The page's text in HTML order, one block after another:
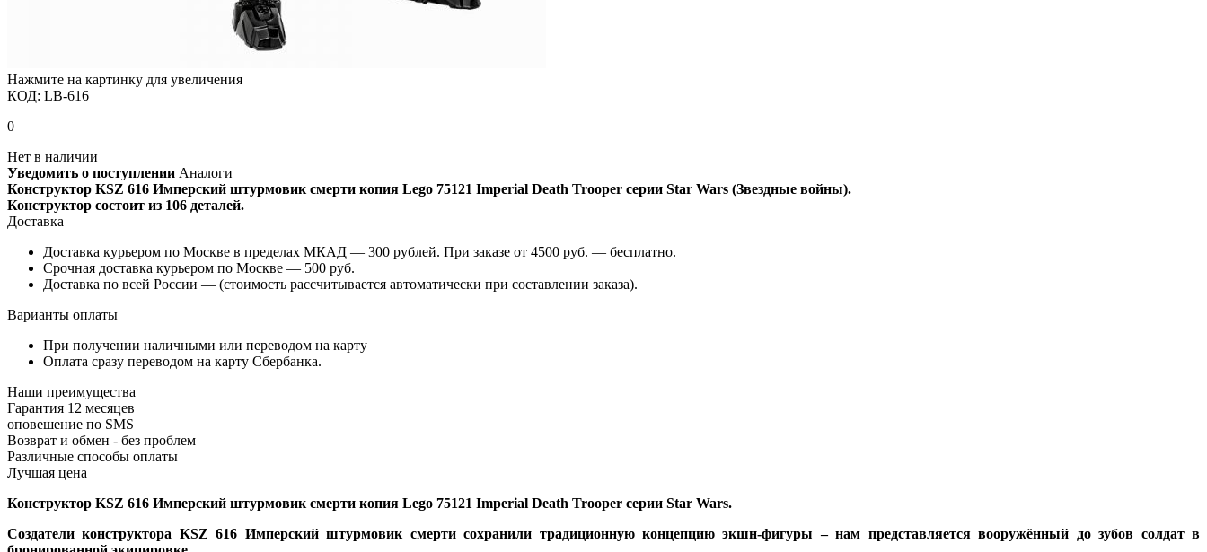
Нажмите на картинку для увеличения
КОД: LB-616
0
Нет в наличии
Уведомить о поступлении Аналоги
Конструктор KSZ 616 Имперский штурмовик смерти копия Lego 75121 Imperial Death Trooper серии Star Wars (Звездные войны).
Конструктор состоит из 106 деталей.
Доставка
Доставка курьером по Москве в пределах МКАД — 300 рублей. При заказе от 4500 руб. — бесплатно.
Срочная доставка курьером по Москве — 500 руб.
Доставка по всей России — (стоимость рассчитывается автоматически при составлении заказа).
Варианты оплаты
При получении наличными или переводом на карту
Оплата сразу переводом на карту Сбербанка.
Наши преимущества
Гарантия 12 месяцев
оповешение по SMS
Возврат и обмен - без проблем
Различные способы оплаты
Лучшая цена
Конструктор KSZ 616 Имперский штурмовик смерти копия Lego 75121 Imperial Death Trooper серии Star Wars.
Создатели конструктора KSZ 616 Имперский штурмовик смерти сохранили традиционную концепцию экшн-фигуры – нам представляется вооружённый до зубов солдат в